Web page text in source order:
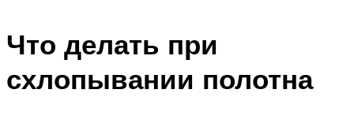
Что делать при
схлопывании полотна